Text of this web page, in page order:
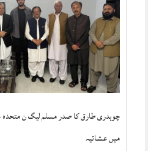
چوہدری طارق کا صدر مسلم لیگ ن
میں عشائیہ